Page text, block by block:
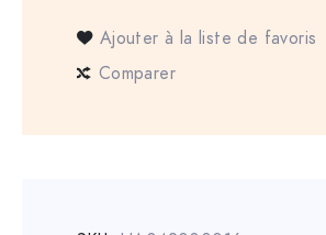
Ajouter à la liste de favoris
Comparer